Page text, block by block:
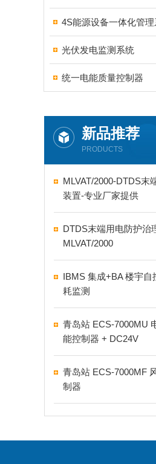
4S能源设备一体化管
光伏发电监测系统
统一电能质量控制器
新品推荐
PRODUCTS
MLVAT/2000-DTDS末
装置-专业厂家提供
DTDS末端用电防护治
MLVAT/2000
IBMS 集成+BA 楼宇自
耗监测
青岛站 ECS-7000MU
能控制器 + DC24V
青岛站 ECS-7000MF
制器